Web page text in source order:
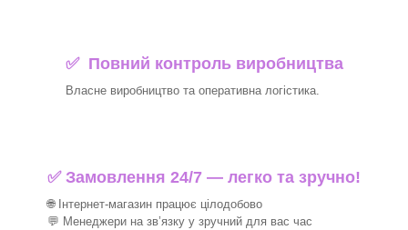
✅ Повний контроль виробництва
Власне виробництво та оперативна логістика.
✅ Замовлення 24/7 — легко та зручно!
🌐 Інтернет-магазин працює цілодобово
💬 Менеджери на зв’язку у зручний для вас час